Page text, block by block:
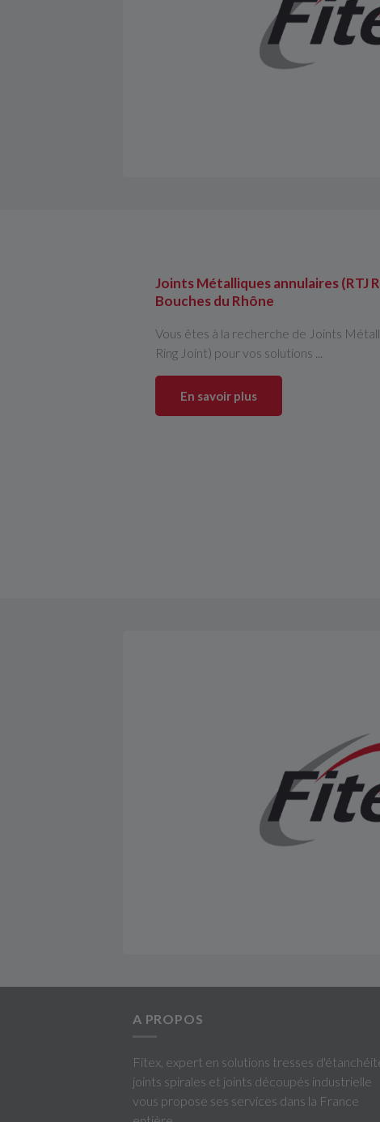
Joints Métalliques annulaires (RTJ
Bouches du Rhône
Vous êtes à la recherche de Joints
Ring Joint) pour vos solutions ...
En savoir plus
A PROPOS
Fitex, expert en solutions tresses
joints spirales et joints découpés industrielle
vous propose ses services dans la France